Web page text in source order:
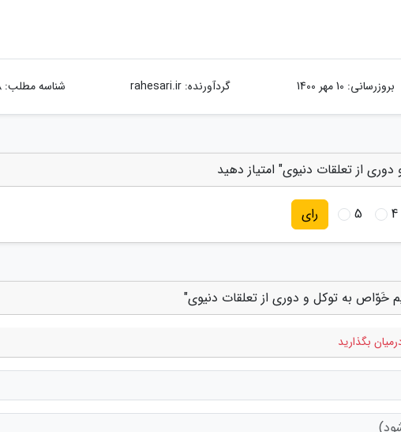
بروزرسانی: 10 مهر 1400 گردآورنده:rahesari.ir شناسه مطلب: 10288
از تعلقات دنیوی" امتیاز دهید
4
5 رای
خَوّاص به توکل و دوری از تعلقات دنیوی"
بگذارید